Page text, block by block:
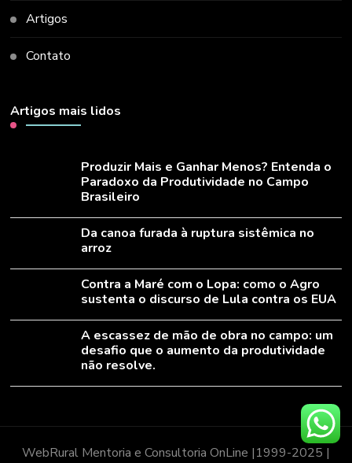
Artigos
Contato
Artigos mais lidos
Produzir Mais e Ganhar Menos? Entenda o
Paradoxo da Produtividade no Campo
Brasileiro
Da canoa furada à ruptura sistêmica no
arroz
Contra a Maré com o Lopa: como o Agro
sustenta o discurso de Lula contra os EUA
A escassez de mão de obra no campo: um
desafio que o aumento da produtividade
não resolve.
WebRural Mentoria e Consultoria OnLine |1999-2025 |